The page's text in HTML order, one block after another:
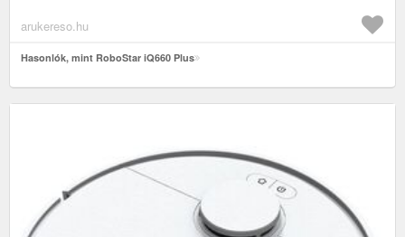
arukereso.hu
Hasonlók, mint RoboStar iQ660 Plus